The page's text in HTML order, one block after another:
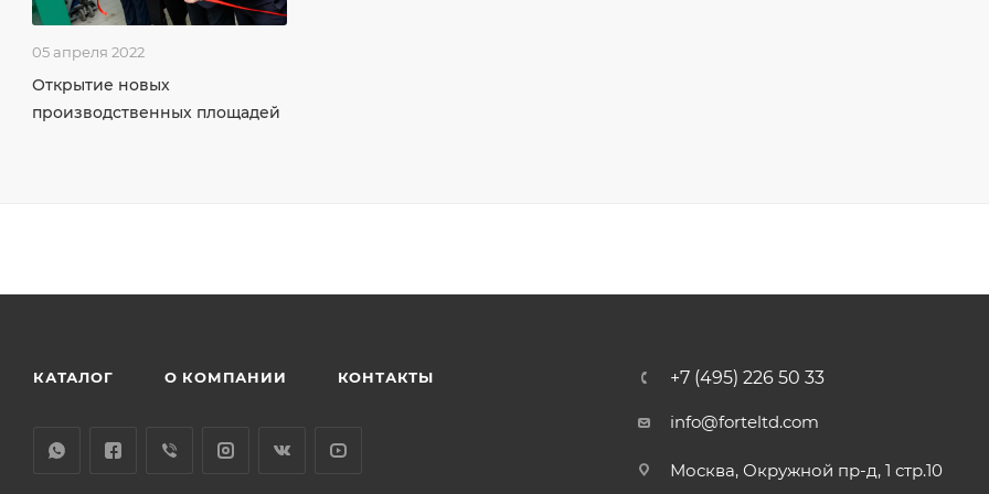
05 апреля 2022
Открытие новых
производственных площадей
КАТАЛОГ О КОМПАНИИ КОНТАКТЫ +7 (495) 226 50 33
info@forteltd.com
Москва, Окружной пр-д, 1 стр.10